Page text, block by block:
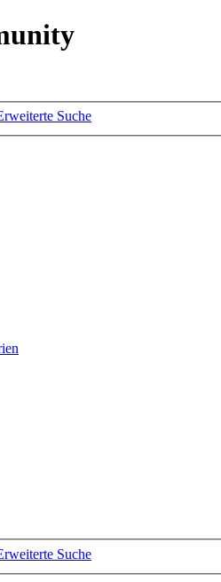
Suche
Suche